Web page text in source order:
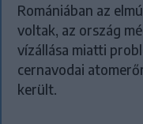
Romániában az
voltak, az ország
vízállása miatti
cernavodai
került.